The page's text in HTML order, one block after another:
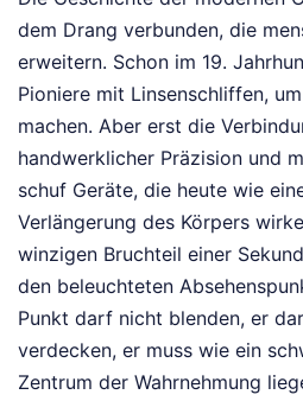
dem Drang verbunden, die
erweitern. Schon im 19.
Pioniere mit Linsenschliffen,
machen. Aber erst die
handwerklicher Präzision und
schuf Geräte, die heute wie
Verlängerung des Körpers
winzigen Bruchteil einer
den beleuchteten
Punkt darf nicht blenden, er
verdecken, er muss wie ein
Zentrum der Wahrnehmung